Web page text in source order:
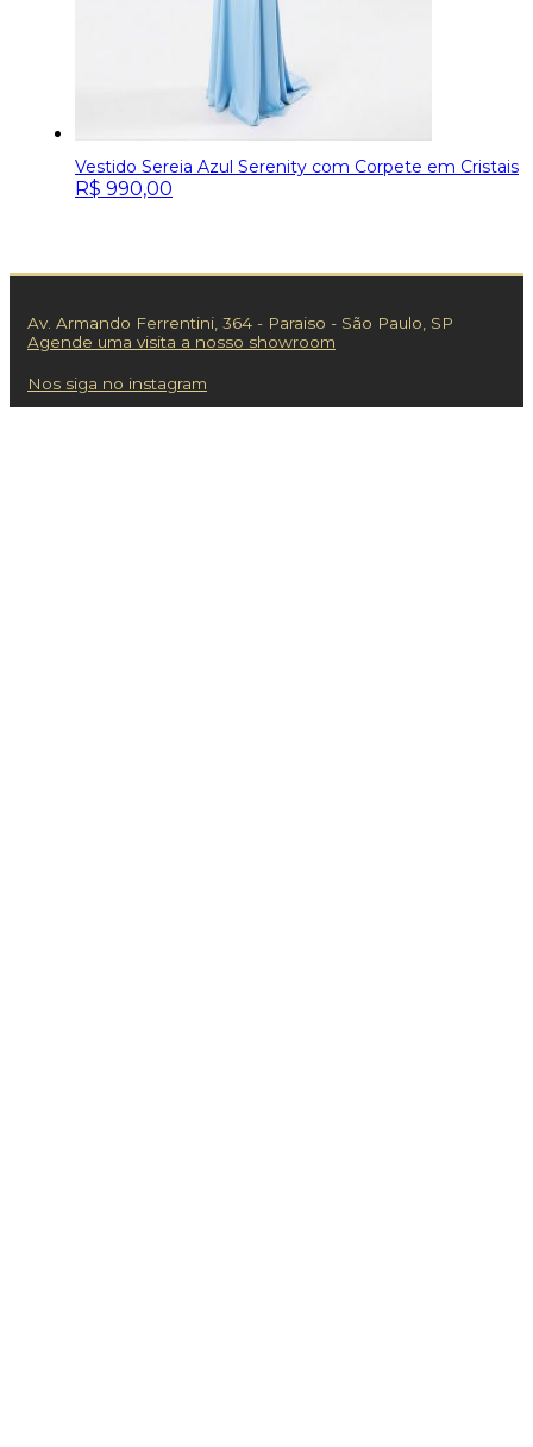
Vestido Sereia Azul Serenity com Corpete em Cristais
R$ 990,00
Av. Armando Ferrentini, 364 - Paraiso - São Paulo, SP
Agende uma visita a nosso showroom
Nos siga no instagram